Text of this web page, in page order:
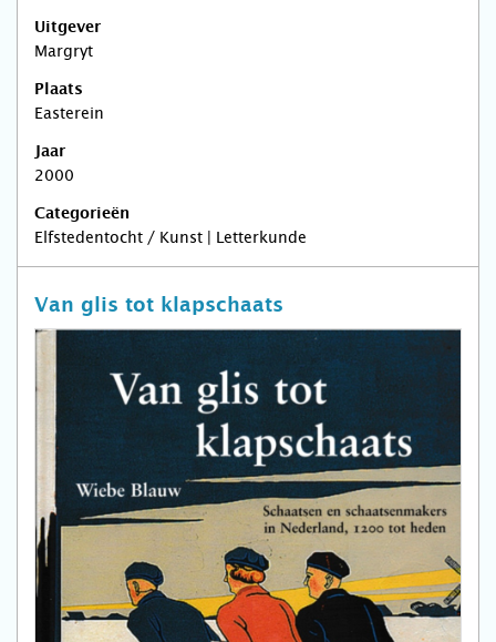
Uitgever
Margryt
Plaats
Easterein
Jaar
2000
Categorieën
Elfstedentocht / Kunst | Letterkunde
Van glis tot klapschaats